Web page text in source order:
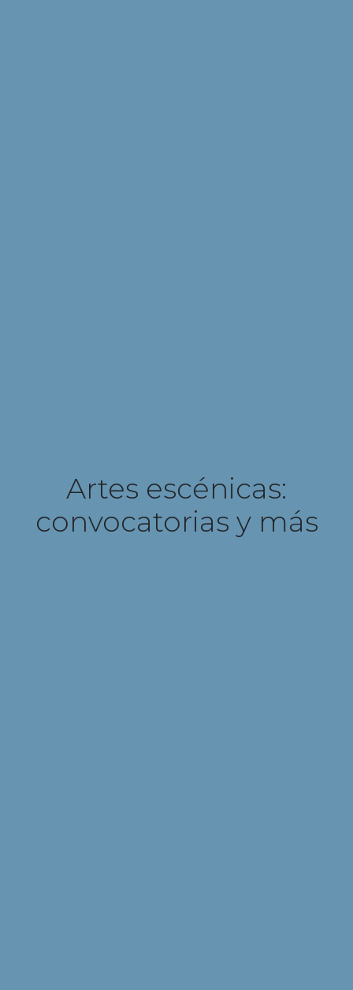
Artes escénicas:
convocatorias y más